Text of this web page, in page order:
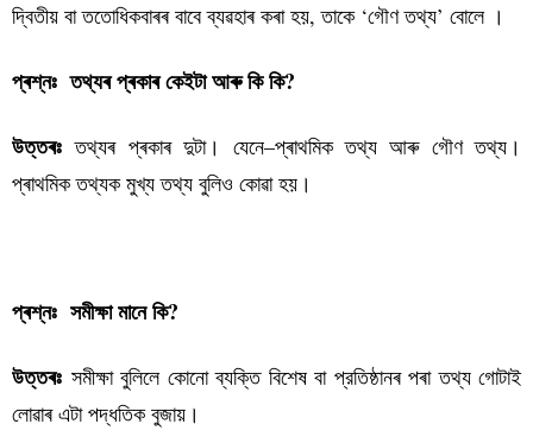
দ্বিতীয় বা ততোধিকবাৰৰ বাবে ব্যৱহাৰ কৰা হয়, তাকে ‘গৌণ তথ্য’ বোলে ।
প্ৰশ্নঃ তথ্যৰ প্ৰকাৰ কেইটা আৰু কি কি?
উত্তৰঃ তথ্যৰ প্ৰকাৰ দুটা। যেনে–প্ৰাথমিক তথ্য আৰু গৌণ তথ্য।
প্ৰাথমিক তথ্যক মুখ্য তথ্য বুলিও কোৱা হয়।
প্ৰশ্নঃ সমীক্ষা মানে কি?
উত্তৰঃ সমীক্ষা বুলিলে কোনো ব্যক্তি বিশেষ বা প্রতিষ্ঠানৰ পৰা তথ্য গোটাই
লোৱাৰ এটা পদ্ধতিক বুজায়।